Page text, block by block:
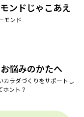
ンドじゃこあえ
モンド
悩みのかたへ
カラダづくりをサポートし
ホント？